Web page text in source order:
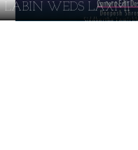
LABIN WEDS LAXMI